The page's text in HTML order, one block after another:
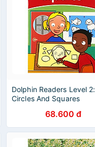
Dolphin Readers Level 2:
Circles And Squares
68.600 đ